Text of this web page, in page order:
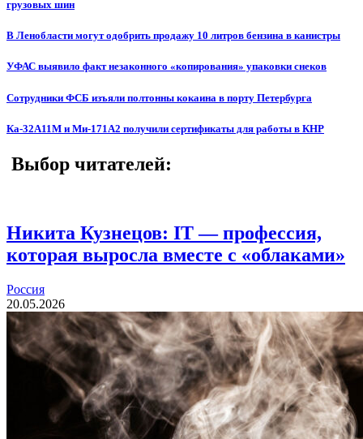
грузовых шин
В Ленобласти могут одобрить продажу 10 литров бензина в канистры
УФАС выявило факт незаконного «копирования» упаковки снеков
Сотрудники ФСБ изъяли полтонны кокаина в порту Петербурга
Ка-32А11М и Ми-171А2 получили сертификаты для работы в КНР
Выбор читателей:
Никита Кузнецов: IT — профессия,
которая выросла вместе с «облаками»
Россия
20.05.2026